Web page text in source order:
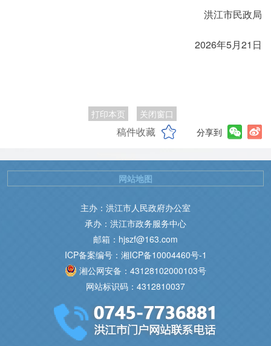
洪江市民政局
2026年5月21日
打印本页 关闭窗口
稿件收藏 分享到
主办：洪江市人民政府办公室
承办：洪江市政务服务中心
邮箱：hjszf@163.com
ICP备案编号：湘ICP备10004460号-1
湘公网安备：43128102000103号
网站标识码：4312810037
网站地图